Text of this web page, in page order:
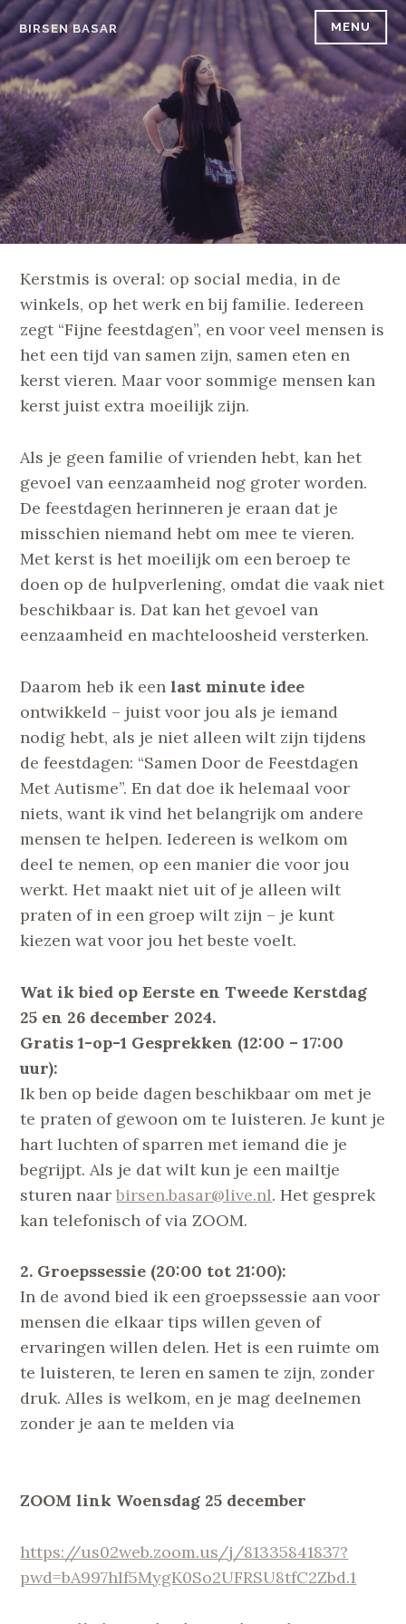
Skip
to
content
BIRSEN BASAR MENU
Kerstmis is overal: op social media, in de
winkels, op het werk en bij familie. Iedereen
zegt “Fijne feestdagen”, en voor veel mensen is
het een tijd van samen zijn, samen eten en
kerst vieren. Maar voor sommige mensen kan
kerst juist extra moeilijk zijn.
Als je geen familie of vrienden hebt, kan het
gevoel van eenzaamheid nog groter worden.
De feestdagen herinneren je eraan dat je
misschien niemand hebt om mee te vieren.
Met kerst is het moeilijk om een beroep te
doen op de hulpverlening, omdat die vaak niet
beschikbaar is. Dat kan het gevoel van
eenzaamheid en machteloosheid versterken.
Daarom heb ik een last minute idee
ontwikkeld – juist voor jou als je iemand
nodig hebt, als je niet alleen wilt zijn tijdens
de feestdagen: “Samen Door de Feestdagen
Met Autisme”. En dat doe ik helemaal voor
niets, want ik vind het belangrijk om andere
mensen te helpen. Iedereen is welkom om
deel te nemen, op een manier die voor jou
werkt. Het maakt niet uit of je alleen wilt
praten of in een groep wilt zijn – je kunt
kiezen wat voor jou het beste voelt.
Wat ik bied op Eerste en Tweede Kerstdag
25 en 26 december 2024.
Gratis 1-op-1 Gesprekken (12:00 – 17:00
uur):
Ik ben op beide dagen beschikbaar om met je
te praten of gewoon om te luisteren. Je kunt je
hart luchten of sparren met iemand die je
begrijpt. Als je dat wilt kun je een mailtje
sturen naarbirsen.basar@live.nl. Het gesprek
kan telefonisch of via ZOOM.
2. Groepssessie (20:00 tot 21:00):
In de avond bied ik een groepssessie aan voor
mensen die elkaar tips willen geven of
ervaringen willen delen. Het is een ruimte om
te luisteren, te leren en samen te zijn, zonder
druk. Alles is welkom, en je mag deelnemen
zonder je aan te melden via
ZOOM link Woensdag 25 december
https://us02web.zoom.us/j/81335841837?
pwd=bA997hIf5MygK0So2UFRSU8tfC2Zbd.1